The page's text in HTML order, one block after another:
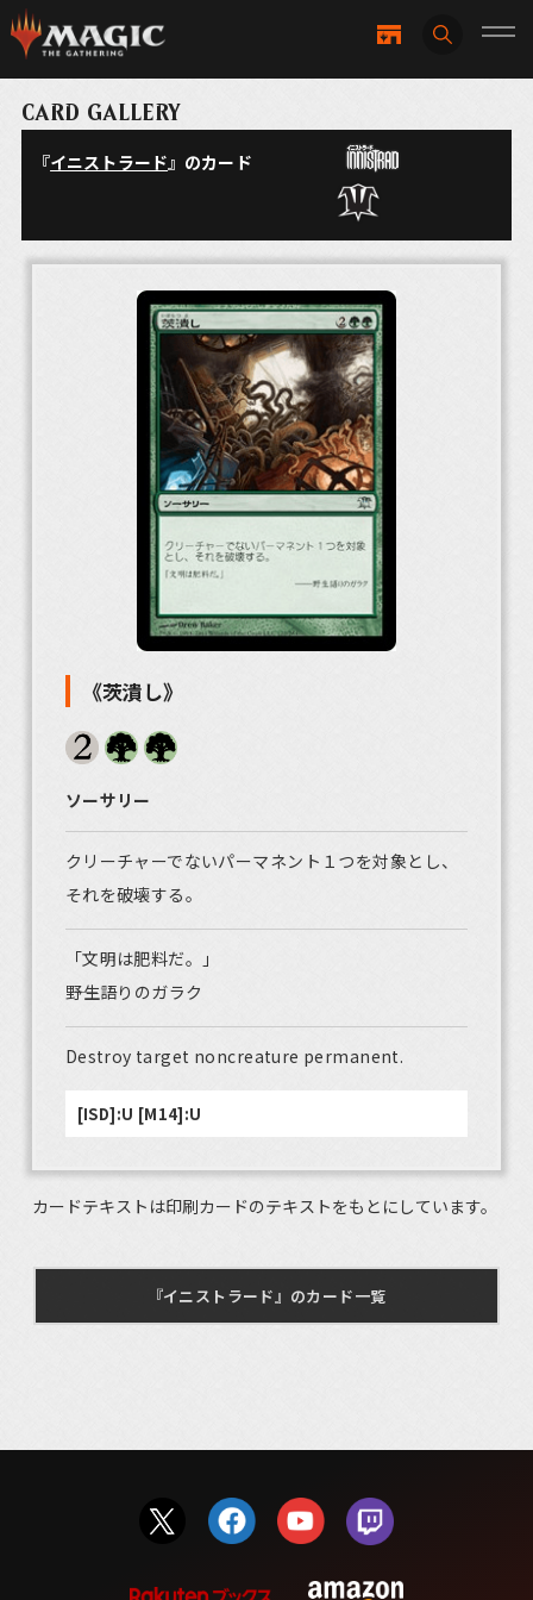
CARD GALLERY
『イニストラード』のカード
《茨潰し》
ソーサリー
クリーチャーでないパーマネント１つを対象とし、
それを破壊する。
「文明は肥料だ。」
――野生語りのガラク
Destroy target noncreature permanent.
[ISD]:U [M14]:U
カードテキストは印刷カードのテキストをもとにしています。
『イニストラード』のカード一覧